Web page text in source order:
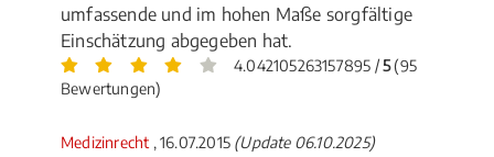
umfassende und im hohen Maße sorgfältige
Einschätzung abgegeben hat.
4.042105263157895 /5(95
Bewertungen)
Medizinrecht , 16.07.2015 (Update 06.10.2025)